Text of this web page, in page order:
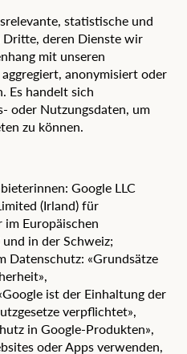
statistische und
deren Dienste wir
mit unseren
anonymisiert oder
Es handelt sich
oder Nutzungsdaten, um
zu können.
Google LLC
(Irland) für
Europäischen
in der Schweiz;
Datenschutz: «Grundsätze
,
ist der Einhaltung der
verpflichtet»,
in Google-Produkten»,
oder Apps verwenden,